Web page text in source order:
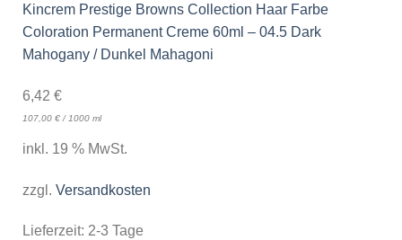
Kincrem Prestige Browns Collection Haar Farbe
Coloration Permanent Creme 60ml – 04.5 Dark
Mahogany / Dunkel Mahagoni
6,42 €
107,00 €/ 1000 ml
inkl. 19 % MwSt.
zzgl. Versandkosten
Lieferzeit: 2-3 Tage